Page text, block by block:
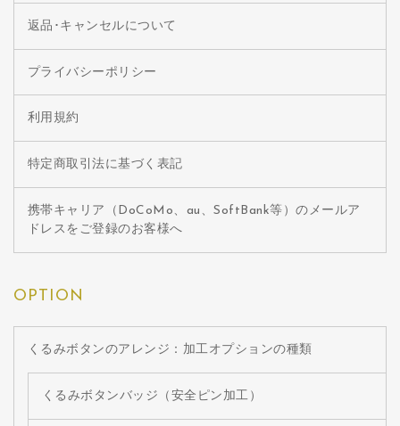
返品･キャンセルについて
プライバシーポリシー
利用規約
特定商取引法に基づく表記
携帯キャリア（DoCoMo、au、SoftBank等）のメールア
ドレスをご登録のお客様へ
OPTION
くるみボタンのアレンジ：加工オプションの種類
くるみボタンバッジ（安全ピン加工）